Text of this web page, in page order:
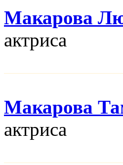
Макарова
актриса
Макарова
актриса